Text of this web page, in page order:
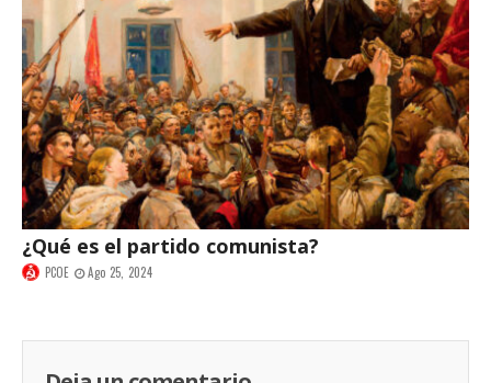
¿Qué es el partido comunista?
PCOE Ago 25, 2024